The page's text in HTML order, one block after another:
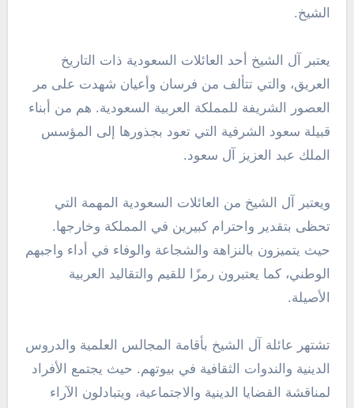
الشيخ.
يعتبر آل الشيخ أحد العائلات السعودية ذات التاريخ
العريق، والتي تتألف من فرسان وأعيان شهدت على مر
العصور الشريفة للمملكة العربية السعودية. هم من أبناء
قبيلة سعود الشرفية التي تعود بجذورها إلى المؤسس
الملك عبد العزيز آل سعود.
ويعتبر آل الشيخ من العائلات السعودية المهمة التي
تحظى بتقدير واحترام كبيرين في المملكة وخارجها.
حيث يتميزون بالنزاهة والشجاعة والوفاء في أداء واجبهم
الوطني، كما يعتبرون رمزًا للقيم والتقاليد العربية
الأصيلة.
تشتهر عائلة آل الشيخ بأقامة المجالس العلمية والدروس
الدينية والندوات الثقافية في بيوتهم. حيث يجتمع الأفراد
لمناقشة القضايا الدينية والاجتماعية، ويتبادلون الآراء